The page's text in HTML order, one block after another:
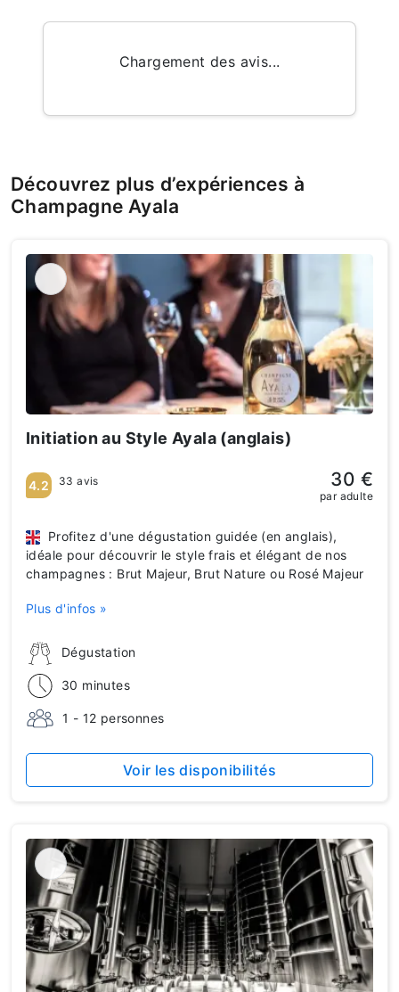
Chargement des avis...
Découvrez plus d’expériences à
Champagne Ayala
Initiation au Style Ayala (anglais)
Dégustation
30 minutes
1 - 12 personnes
Profitez d'une dégustation guidée (en anglais),
idéale pour découvrir le style frais et élégant de nos
champagnes : Brut Majeur, Brut Nature ou Rosé Majeur
Plus d'infos »
4.2 33 avis 30 €
par adulte
Voir les disponibilités